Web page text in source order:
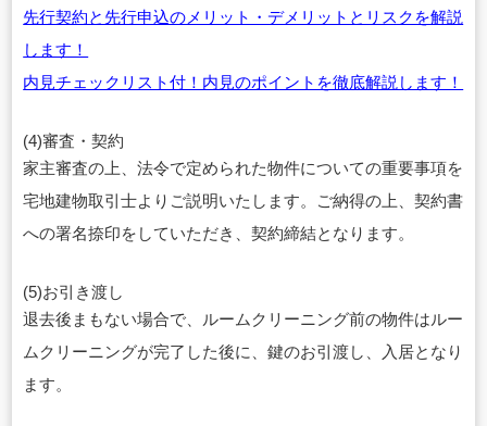
先行契約と先行申込のメリット・デメリットとリスクを解説
します！
内見チェックリスト付！内見のポイントを徹底解説します！
(4)審査・契約
家主審査の上、法令で定められた物件についての重要事項を
宅地建物取引士よりご説明いたします。ご納得の上、契約書
への署名捺印をしていただき、契約締結となります。
(5)お引き渡し
退去後まもない場合で、ルームクリーニング前の物件はルー
ムクリーニングが完了した後に、鍵のお引渡し、入居となり
ます。